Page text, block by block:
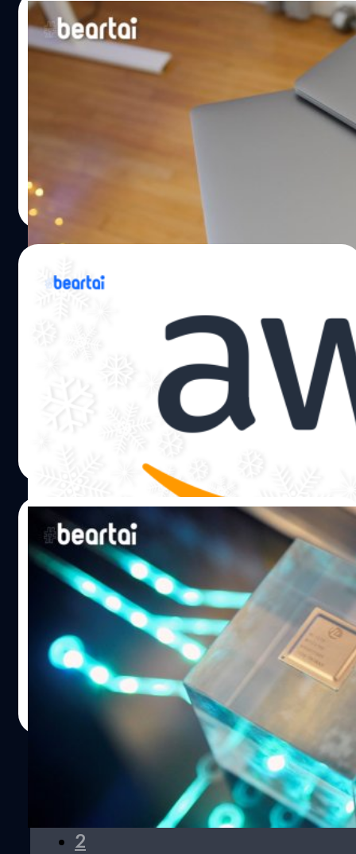
แรกที่ได้รับการปรับแต่งจากโปรแกรม Cortex-X Custom
(CXC) นั้น คือ Arm Cortex-X1 เปิดตัวซีพียู Arm Cortex-X1
Cortex-X1 เป็นซีพียู Cortex ของ Arm ที่ทรงประสิทธิภาพมาก
ที่สุดในขณะนี้ โดยมีประสิทธิภาพสูงกว่าซีพียูรุ่นก่อนอย่าง
Cortex-A77 ถึง 30% และสูงกว่าซีพียูที่เพิ่มเปิดตัวไปอย่าง
Cortex-A78 ถึง 22% จากการวัดการทำงานของระบบประมวล
ผลเชิงเลขจำนวนเต็ม (Integer) ในแบบ Single Thread…
23/04/2020
สื่อนอกเน้นย้ำ Mac พร้อมชิปประมวลผล ARM
มาแน่นอนปีหน้า!
Bloomberg รายงานว่าปีหน้า Apple จะใช้ชิปประมวลผล
ARM กับ Mac รุ่นแรกแล้ว หลังจากมีข่าวลือมาอย่างยาวนาน
โดยชิปประมวลผลดังกล่าวจะผลิตที่สถาปัตยกรรม 5 นาโน
เมตร โครงสร้างคล้าย Apple A14 ที่จะถูกใช้ใน iPhone 12 แต่
ไม่เหมือนเสียทีเดียว เบื้องต้น Bloomberg รายงานว่าชิป
ประมวลผล ARM จะมีแกนประมวลผลทั้งหมด 8 แกน ที่เป็น
แกนประมวลผลระดับสูง และอีก 4 แกนที่เป็นแกนประมวลผล
ใช้พลังงานต่ำ คาดว่าชิปประมวลผล ARM ที่ถูกนำมาใช้กับ
Bloomberg อุปกรณ์รุ่นแรกที่จะมาพร้อมกับชิปประมวลผล
ARM จะยังคงเป็นสินค้ากลุ่มแล็ปท็อปก่อน และแน่นอนว่าชิป
ประมวลผล ARM รุ่นที่สองสำหรับ Mac นั้นก็กำลังเข้าสู่ขั้นตอน
การออกแบบแล้ว โดยคาดว่าจะใช้โครงสร้างคล้ายกับชิป
ประมวลผล Apple A15 รุ่นถัดจาก Apple A14 ครับ ตาม
วัชรกุล พัฒนาประทีป | 2296 days ago
Read More
Amazon กำลังออกแบบชิป ARM รุ่นที่สอง
สำหรับคลาวด์เซิร์ฟเวอร์เร็วกว่ารุ่นแรก 20 %
ธุรกิจคลาวด์โฮสติงและ AWS (Amazon Web Services) ของ
Amazon กำลังเติบโตอย่างรวดเร็วในปี 2562 สามารถสร้าง
ยอดขายถึง 1 ล้านล้านบาท ($34,900) ดังนั้น Amazon จึง
กำลังออกแบบชิป ARM รุ่นที่ 2 สำหรับเซิร์ฟเวอร์ Data Center
ปีที่แล้ว Amazon ได้เปิดตัวชิป ARM รุ่นแรกที่เรียกว่า คือ
อังกฤษที่อยู่ในเครือ Softbank Group Corp สำหรับใช้กับ
เซิร์ฟเวอร์ AWS โดยได้เพิ่มประสิทธิภาพแกนประมวลผลและ
ราคาที่เหมาะสม เพื่อลดการพึ่งพาชิปของ Intel และ AMD ที่
ต้นทุนสูงกว่านั่นเอง ส่วนชิปรุ่นที่ 2 จะเป็นชิป ARM ที่เร็วกว่ารุ่น
แรก 20% ซึ่งตอนนี้ยังไม่ได้เปิดตัวอย่างเป็นทางการ โดยคาด
ว่าจะใช้เทคโนโลยี Neoverse N1 ของ…
| 2442 days ago
ARM ยืนยัน ยังทำธุรกิจกับ Huawei ต่อไป
พร้อมย้ำชัด “เราไม่ใช่เทคโนโลยีสหรัฐ”
บริษัท ARM ของสหราชอาณาจักรยืนยันกับสื่อต่างประเทศ
แล้วว่าจะยังคงดำเนินธุรกิจกับบริษัทสัญชาติจีนต่อไปหลัง
จากมีแรงกดดันจากรัฐบาลสหรัฐโดยเฉพาะ Huawei ที่ไม่
สามารถทำธุรกิจกับบริษัทเครือสหรัฐได้ตามปกติ Allen Wu
ประธานของ ARM ประจำประเทศจีนบอกกับสื่อว่าบริษัทจะยัง
คงทำธุรกิจกับลูกค้าชาวจีนรวมถึง Huawei ต่อไปหลังจากมี
การสรุปจากฝ่ายกฏหมายของบริษัทแล้ว ซึ่งข้อสรุปนี้
ครอบคลุมถึงเทคโนโลยี ARM สถาปัตยกรรม v8 และ v9 Wu
เน้นย้ำว่า ARM เป็นแพลตฟอร์มที่ "ไม่ใช่ของสหรัฐเท่านั้น" ใน
ช่วงต้นเดือนตุลาคมที่ผ่านมา สหรัฐมีมาตรการเพิ่มบริษัท AI
ของประเทศจีนในรายชื่อบริษัทที่เป็นภัยต่อความมั่นคง และ
ถูกกล่าวหาว่ามีความเกี่ยวข้องกับรัฐบาลอีกด้วย อ้างอิง SCMP
พิสูจน์อักษร : สุชยา เกษจำรัส
วัชรกุล พัฒนาประทีป| 2479 days ago
2